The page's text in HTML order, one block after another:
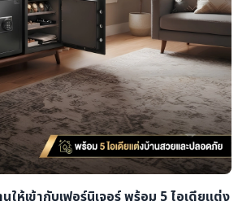
ให้เข้ากับเฟอร์นิเจอร์ พร้อม 5 ไอเดียแต่ง